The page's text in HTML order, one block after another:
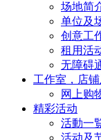
场地简
单位及
创意工
租用活
无障碍
工作室，店
网上购
精彩活动
活動一
活动及